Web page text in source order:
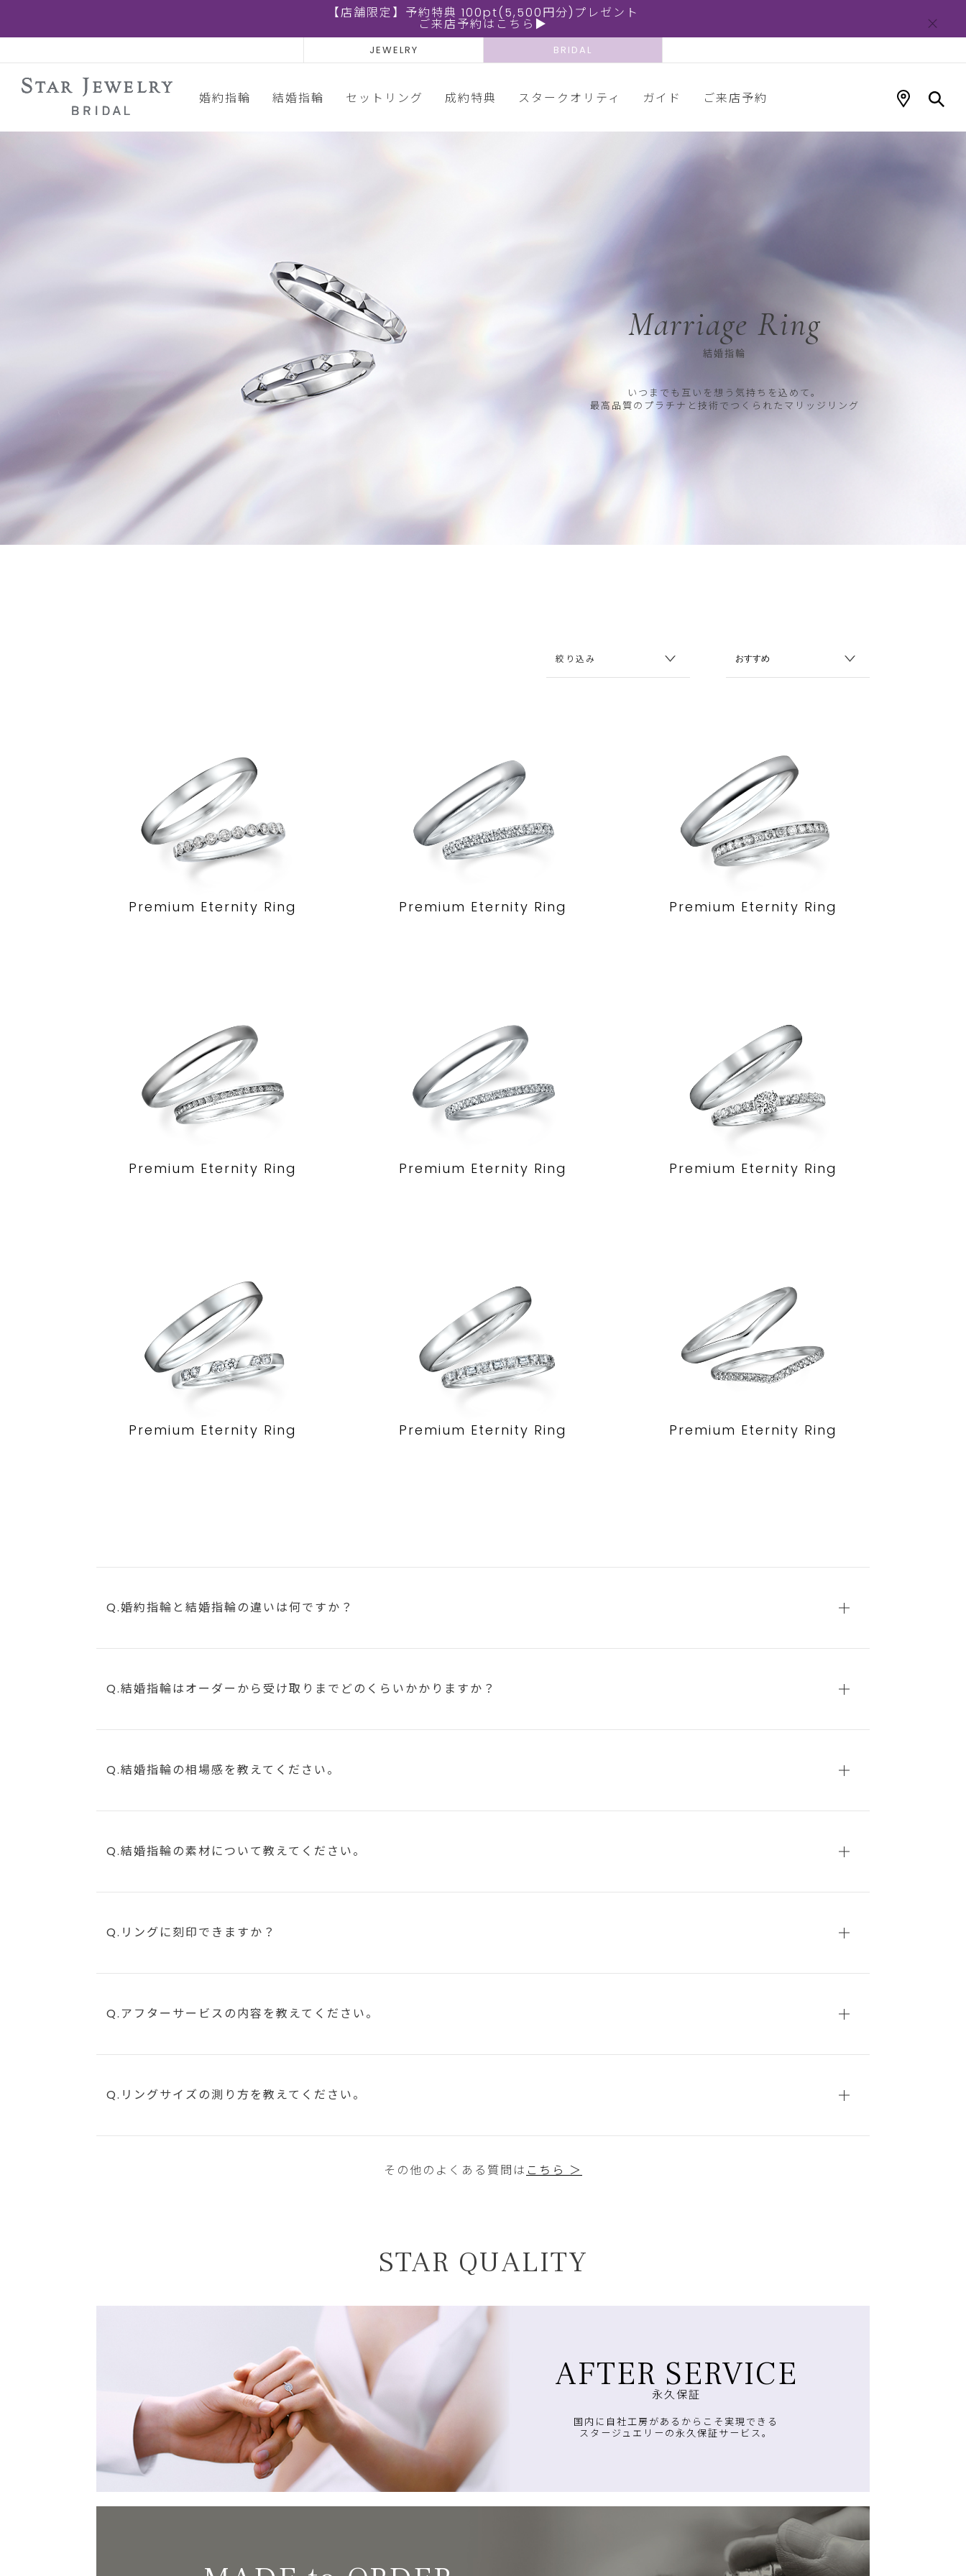
【店舗限定】予約特典 100pt(5,500円分)プレゼント
ご来店予約はこちら▶
JEWELRY BRIDAL
婚約指輪 結婚指輪 セットリング 成約特典 スタークオリティ ガイド ご来店予約
Marriage Ring
結婚指輪
いつまでも互いを想う気持ちを込めて。
最高品質のプラチナと技術でつくられたマリッジリング
絞り込み
Premium Eternity Ring Premium Eternity Ring Premium Eternity Ring
Premium Eternity Ring Premium Eternity Ring Premium Eternity Ring
Premium Eternity Ring Premium Eternity Ring Premium Eternity Ring
Q.婚約指輪と結婚指輪の違いは何ですか？
Q.結婚指輪はオーダーから受け取りまで どのくらいかかりますか？
Q.結婚指輪の相場感を教えてください。
Q.結婚指輪の素材について教えてください。
Q.リングに刻印できますか？
Q.アフターサービスの内容を教えてください。
Q.リングサイズの測り方を教えてください。
その他のよくある質問は こちら ＞
STAR QUALITY
AFTER SERVICE
永久保証
国内に自社工房があるからこそ実現できる
スタージュエリーの永久保証サービス。